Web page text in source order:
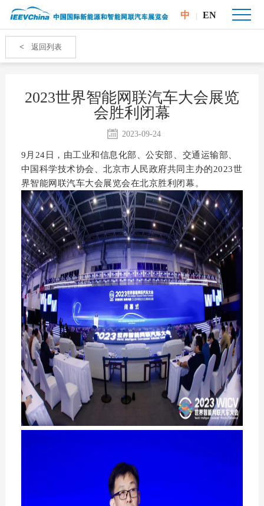
中 EN
< 返回列表
2023世界智能网联汽车大会展览
会胜利闭幕
2023-09-24
9月24日，由工业和信息化部、公安部、交通运输部、
中国科学技术协会、北京市人民政府共同主办的2023世
界智能网联汽车大会展览会在北京胜利闭幕。